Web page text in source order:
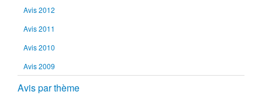
Avis 2012
Avis 2011
Avis 2010
Avis 2009
Avis par thème